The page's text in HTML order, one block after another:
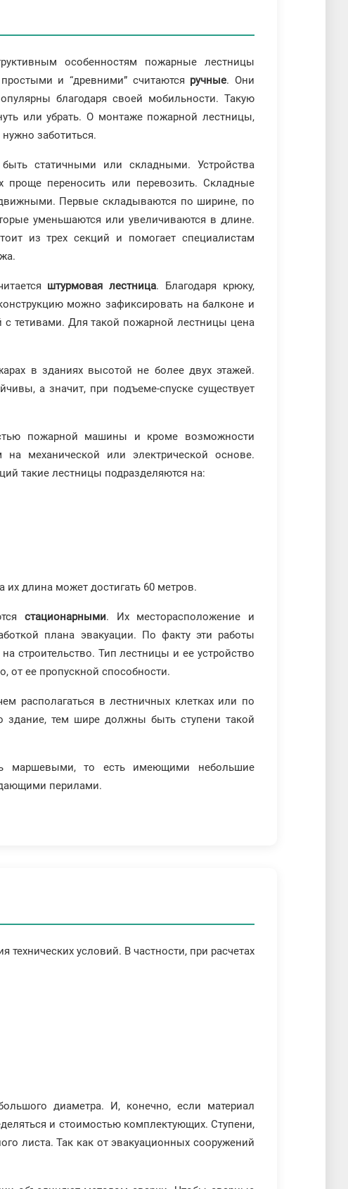
особенностям пожарные лестницы
и “древними” считаются ручные. Они
благодаря своей мобильности. Такую
или убрать. О монтаже пожарной лестницы,
заботиться.
статичными или складными. Устройства
проще переносить или перевозить. Складные
Первые складываются по ширине, по
уменьшаются или увеличиваются в длине.
из трех секций и помогает специалистам
штурмовая лестница. Благодаря крюку,
можно зафиксировать на балконе и
тетивами. Для такой пожарной лестницы цена
в зданиях высотой не более двух этажей.
а значит, при подъеме-спуске существует
пожарной машины и кроме возможности
механической или электрической основе.
такие лестницы подразделяются на:
длина может достигать 60 метров.
стационарными. Их месторасположение и
плана эвакуации. По факту эти работы
строительство. Тип лестницы и ее устройство
от ее пропускной способности.
располагаться в лестничных клетках или по
здание, тем шире должны быть ступени такой
маршевыми, то есть имеющими небольшие
перилами.
условий. В частности, при расчетах
диаметра. И, конечно, если материал
и стоимостью комплектующих. Ступени,
листа. Так как от эвакуационных сооружений